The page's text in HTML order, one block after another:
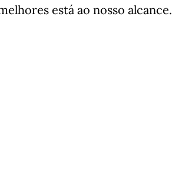
está ao nosso alcance.